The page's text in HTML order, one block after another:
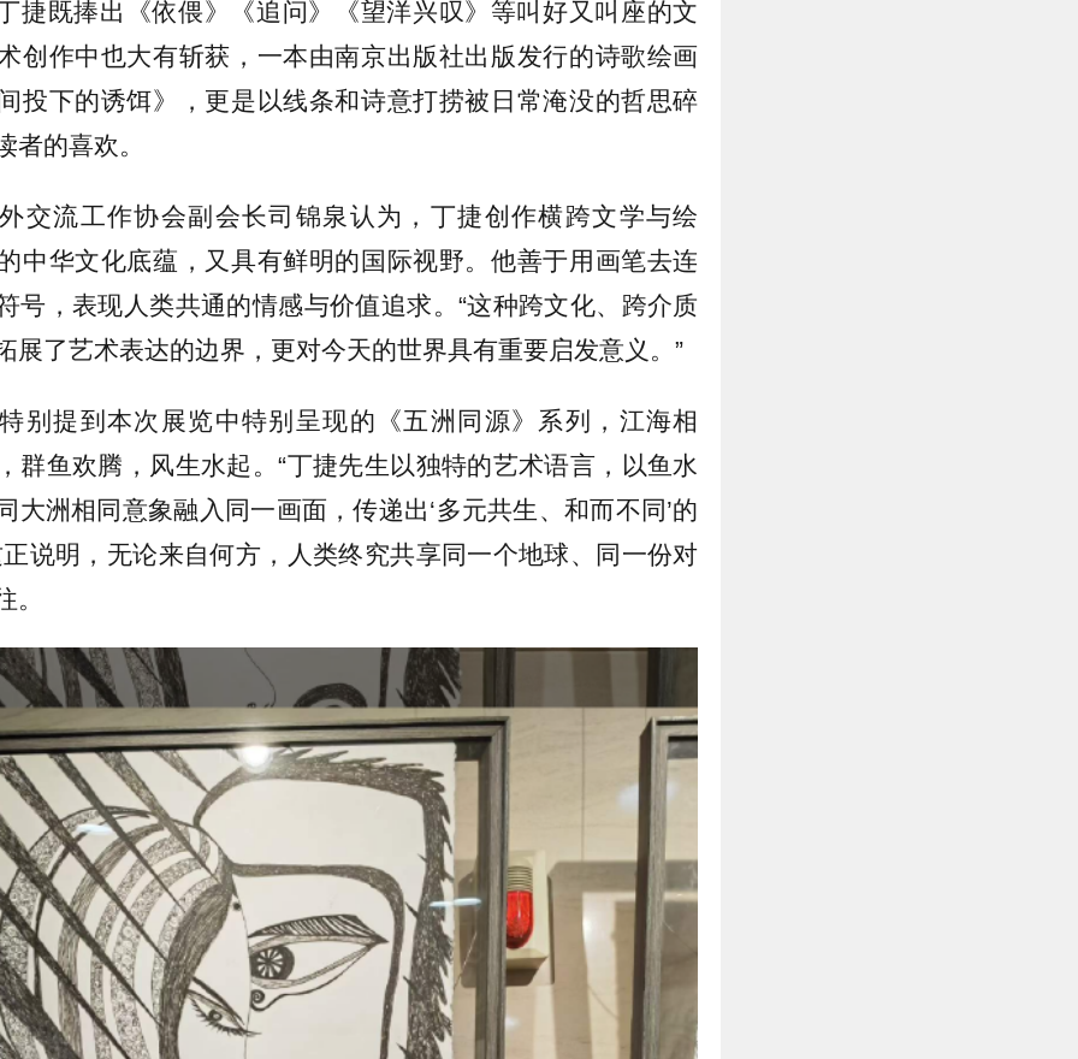
捷既捧出《依偎》《追问》《望洋兴叹》等叫好又叫座的文
创作中也大有斩获，一本由南京出版社出版发行的诗歌绘画
投下的诱饵》，更是以线条和诗意打捞被日常淹没的哲思碎
者的喜欢。
交流工作协会副会长司锦泉认为，丁捷创作横跨文学与绘
中华文化底蕴，又具有鲜明的国际视野。他善于用画笔去连
号，表现人类共通的情感与价值追求。“这种跨文化、跨介质
展了艺术表达的边界，更对今天的世界具有重要启发意义。”
别提到本次展览中特别呈现的《五洲同源》系列，江海相
群鱼欢腾，风生水起。“丁捷先生以独特的艺术语言，以鱼水
大洲相同意象融入同一画面，传递出‘多元共生、和而不同’的
说明，无论来自何方，人类终究共享同一个地球、同一份对
。